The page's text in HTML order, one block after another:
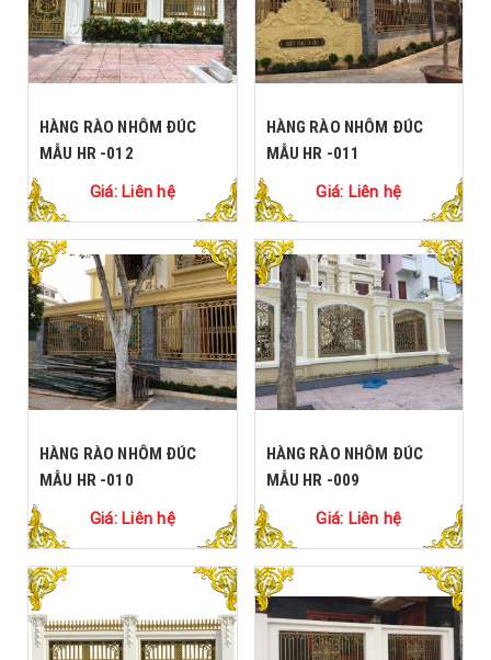
HÀNG RÀO NHÔM ĐÚC
MẪU HR -012
Giá: Liên hệ
HÀNG RÀO NHÔM ĐÚC
MẪU HR -011
Giá: Liên hệ
HÀNG RÀO NHÔM ĐÚC
MẪU HR -010
Giá: Liên hệ
HÀNG RÀO NHÔM ĐÚC
MẪU HR -009
Giá: Liên hệ